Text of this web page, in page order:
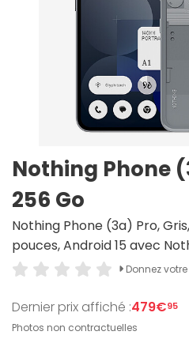
Nothing Phone
256 Go
Nothing Phone (3a) Pro,
pouces, Android 15 avec
Donnez
Dernier prix affiché :479€95
Photos non contractuelles